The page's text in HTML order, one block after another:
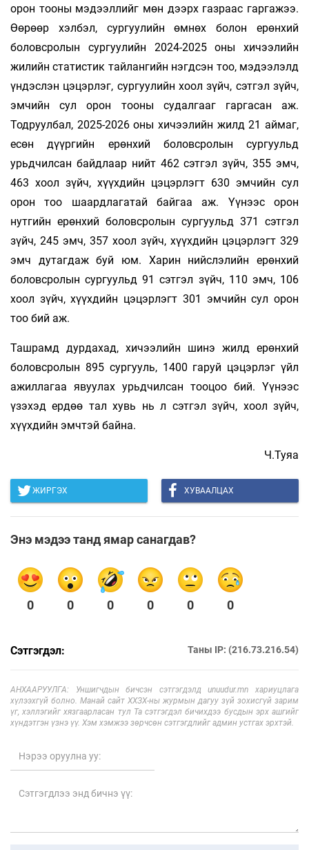
орон тооны мэдээллийг мөн дээрх газраас гаргажээ.
Өөрөөр хэлбэл, сургуулийн өмнөх болон ерөнхий
боловсролын сургуулийн 2024-2025 оны хичээлийн
жилийн статистик тайлангийн нэгдсэн тоо, мэдээлэлд
үндэслэн цэцэрлэг, сургуулийн хоол зүйч, сэтгэл зүйч,
эмчийн сул орон тооны судалгааг гаргасан аж.
Тодруулбал, 2025-2026 оны хичээлийн жилд 21 аймаг,
есөн дүүргийн ерөнхий боловсролын сургуульд
урьдчилсан байдлаар нийт 462 сэтгэл зүйч, 355 эмч,
463 хоол зүйч, хүүхдийн цэцэрлэгт 630 эмчийн сул
орон тоо шаардлагатай байгаа аж. Үүнээс орон
нутгийн ерөнхий боловсролын сургуульд 371 сэтгэл
зүйч, 245 эмч, 357 хоол зүйч, хүүхдийн цэцэрлэгт 329
эмч дутагдаж буй юм. Харин нийслэлийн ерөнхий
боловсролын сургуульд 91 сэтгэл зүйч, 110 эмч, 106
хоол зүйч, хүүхдийн цэцэрлэгт 301 эмчийн сул орон
тоо бий аж.
Ташрамд дурдахад, хичээлийн шинэ жилд ерөнхий
боловсролын 895 сургууль, 1400 гаруй цэцэрлэг үйл
ажиллагаа явуулах урьдчилсан тооцоо бий. Үүнээс
үзэхэд ердөө тал хувь нь л сэтгэл зүйч, хоол зүйч,
хүүхдийн эмчтэй байна.
Ч.Туяа
ЖИРГЭХ ХУВААЛЦАХ
Энэ мэдээ танд ямар санагдав?
0 0 0 0 0 0
Сэтгэгдэл: Таны IP: (216.73.216.54)
АНХААРУУЛГА: Уншигчдын бичсэн сэтгэгдэлд unuudur.mn хариуцлага
хүлээхгүй болно. Манай сайт ХХЗХ-ны журмын дагуу зүй зохисгүй зарим
үг, хэллэгийг хязгаарласан тул Та сэтгэгдэл бичихдээ бусдын эрх ашгийг
хүндэтгэн үзнэ үү. Хэм хэмжээ зөрчсөн сэтгэгдлийг админ устгах эрхтэй.